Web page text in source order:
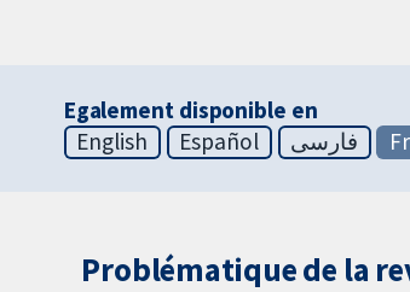
Egalement disponible en
English
Español فارسی
Problématique de la